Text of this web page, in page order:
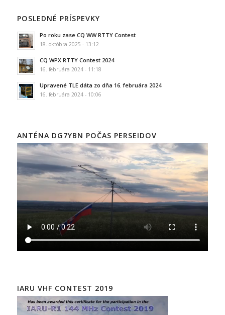
POSLEDNÉ PRÍSPEVKY
Po roku zase CQ WW RTTY Contest
18. októbra 2025 - 13:12
CQ WPX RTTY Contest 2024
16. februára 2024 - 11:18
Upravené TLE dáta zo dňa 16. februára 2024
16. februára 2024 - 10:06
ANTÉNA DG7YBN POČAS PERSEIDOV
IARU VHF CONTEST 2019